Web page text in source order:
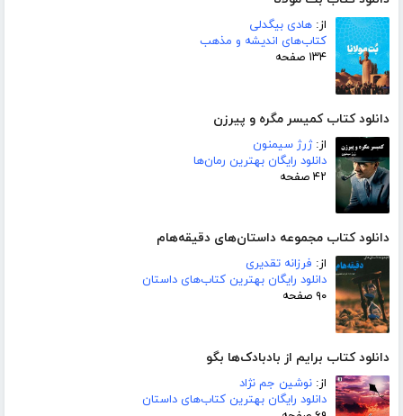
از: هادی بیگدلی
کتاب‌های اندیشه و مذهب
۱۳۴ صفحه
دانلود کتاب کمیسر مگره و پیرزن
از:ژرژ سیمنون
دانلود رایگان بهترین رمان‌ها
۴۲ صفحه
دانلود کتاب مجموعه داستان‌های دقیقه‌هام
از: فرزانه تقدیری
دانلود رایگان بهترین کتاب‌های داستان
۹۰ صفحه
دانلود کتاب برایم از بادبادک‌ها بگو
از: نوشین جم نژاد
دانلود رایگان بهترین کتاب‌های داستان